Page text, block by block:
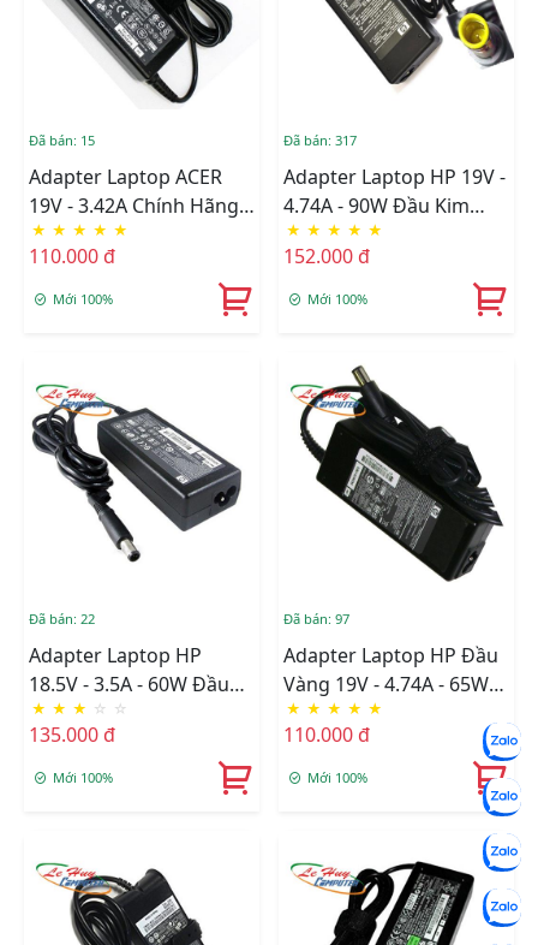
Đã bán: 15
Adapter Laptop ACER
19V - 3.42A Chính Hãng
Fpt
★ ★ ★ ★ ★
110.000 đ
Mới 100%
Đã bán: 317
Adapter Laptop HP 19V -
4.74A - 90W Đầu Kim
Chính Hãng Fpt
★ ★ ★ ★ ★
152.000 đ
Mới 100%
Đã bán: 22
Adapter Laptop HP
18.5V - 3.5A - 60W Đầu
Kim Chính Hãng Fpt
★ ★ ★ ☆ ☆
135.000 đ
Mới 100%
Đã bán: 97
Adapter Laptop HP Đầu
Vàng 19V - 4.74A - 65W
Chính Hãng Fpt
★ ★ ★ ★ ★
110.000 đ
Mới 100%